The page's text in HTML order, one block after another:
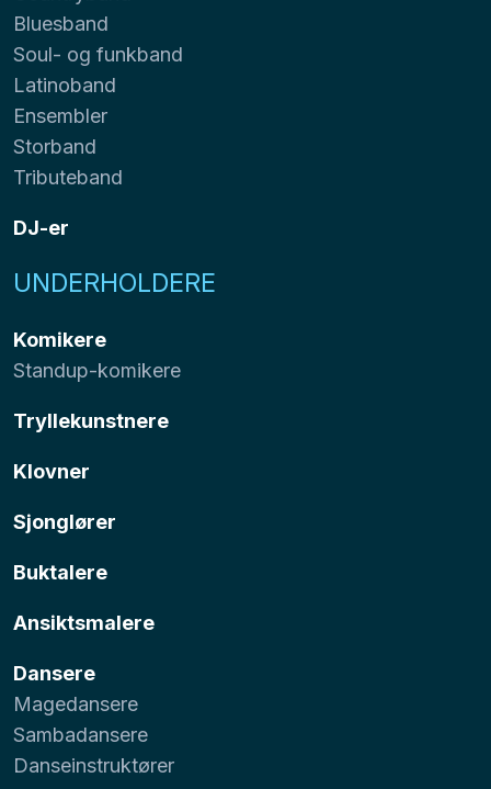
Bluesband
Soul- og funkband
Latinoband
Ensembler
Storband
Tributeband
DJ-er
UNDERHOLDERE
Komikere
Standup-komikere
Tryllekunstnere
Klovner
Sjonglører
Buktalere
Ansiktsmalere
Dansere
Magedansere
Sambadansere
Danseinstruktører